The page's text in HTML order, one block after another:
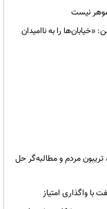
نیست
را به ناامیدان
مردم و مطالبه‌گر حل
با واگذاری امتیاز